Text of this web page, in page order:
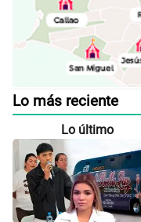
Lo más reciente
Lo último